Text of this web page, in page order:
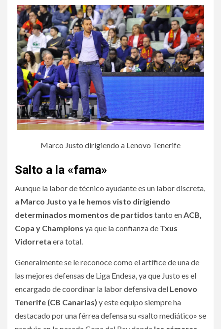
Marco Justo dirigiendo a Lenovo Tenerife
Salto a la «fama»
Aunque la labor de técnico ayudante es un labor discreta,
a Marco Justo ya le hemos visto dirigiendo
determinados momentos de partidos tanto en ACB,
Copa y Champions ya que la confianza de Txus
Vidorreta era total.
Generalmente se le reconoce como el artífice de una de
las mejores defensas de Liga Endesa, ya que Justo es el
encargado de coordinar la labor defensiva del Lenovo
Tenerife (CB Canarias) y este equipo siempre ha
destacado por una férrea defensa su «salto mediático» se